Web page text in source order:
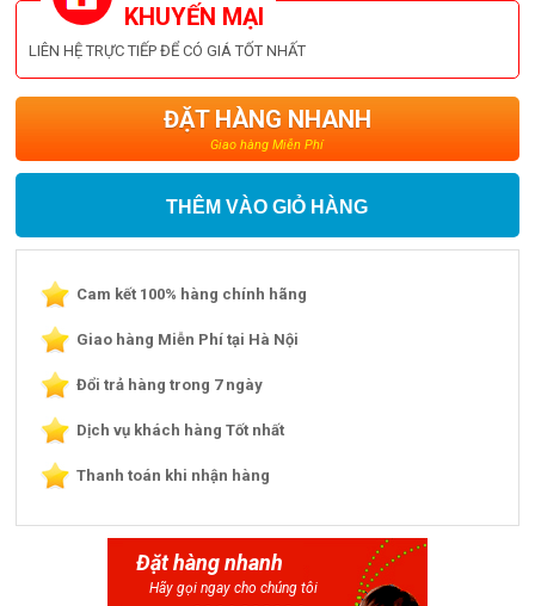
KHUYẾN MẠI
LIÊN HỆ TRỰC TIẾP ĐỂ CÓ GIÁ TỐT NHẤT
ĐẶT HÀNG NHANH
Giao hàng Miễn Phí
THÊM VÀO GIỎ HÀNG
Cam kết 100% hàng chính hãng
Giao hàng Miễn Phí tại Hà Nội
Đổi trả hàng trong 7 ngày
Dịch vụ khách hàng Tốt nhất
Thanh toán khi nhận hàng
Đặt hàng nhanh
Hãy gọi ngay cho chúng tôi